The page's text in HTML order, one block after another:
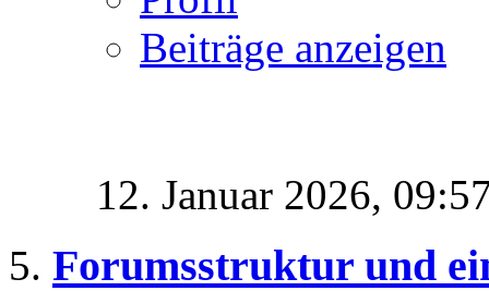
Beiträge anzeigen
12. Januar 2026,
Forumsstruktur und